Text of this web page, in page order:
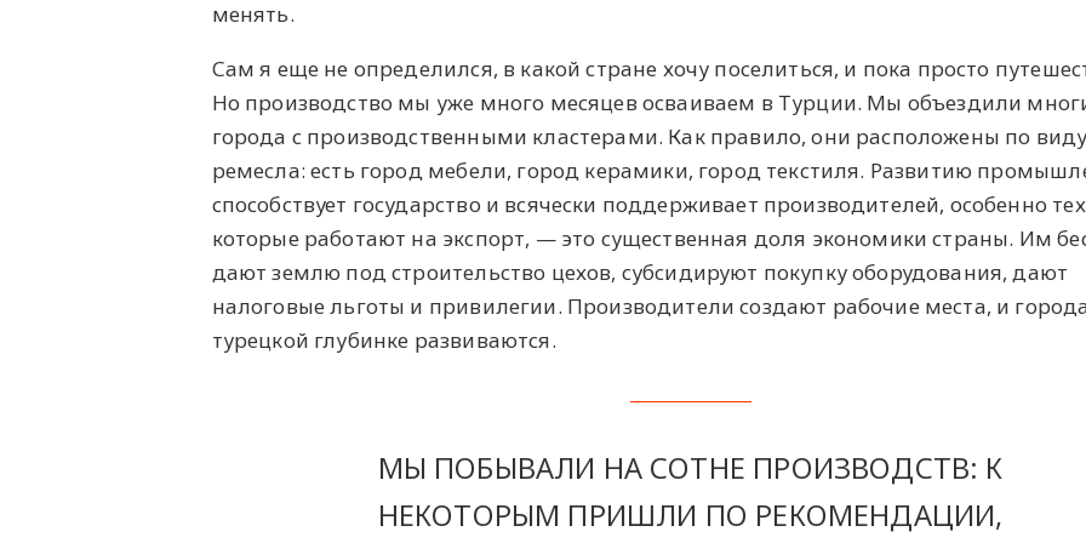
менять.
Сам я еще не определился, в какой стране хочу поселиться, и пока просто
Но производство мы уже много месяцев осваиваем в Турции. Мы объездили
города с производственными кластерами. Как правило, они расположены по виду
ремесла: есть город мебели, город керамики, город текстиля. Развитию
способствует государство и всячески поддерживает производителей, особенно
которые работают на экспорт, — это существенная доля экономики страны. Им
дают землю под строительство цехов, субсидируют покупку оборудования, дают
налоговые льготы и привилегии. Производители создают рабочие места, и
турецкой глубинке развиваются.
МЫ ПОБЫВАЛИ НА СОТНЕ ПРОИЗВОДСТВ: К
НЕКОТОРЫМ ПРИШЛИ ПО РЕКОМЕНДАЦИИ,